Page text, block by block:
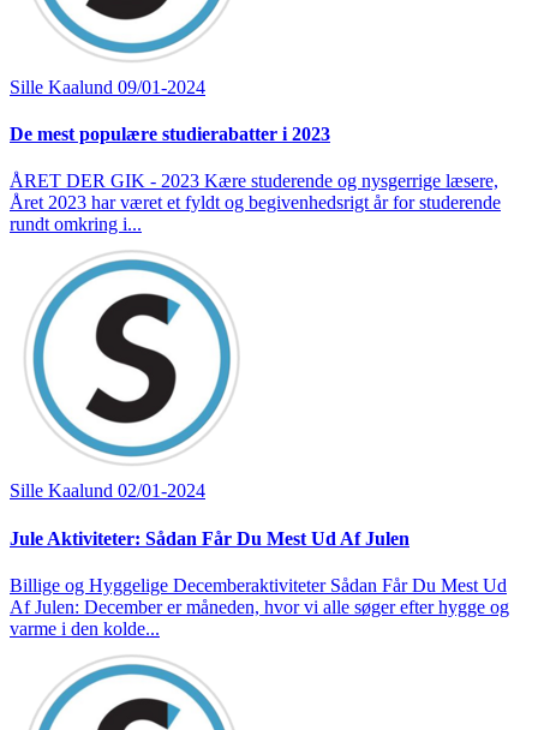
Sille Kaalund 09/01-2024
De mest populære studierabatter i 2023
ÅRET DER GIK - 2023 Kære studerende og nysgerrige læsere,
Året 2023 har været et fyldt og begivenhedsrigt år for studerende
rundt omkring i...
Sille Kaalund 02/01-2024
Jule Aktiviteter: Sådan Får Du Mest Ud Af Julen
Billige og Hyggelige Decemberaktiviteter Sådan Får Du Mest Ud
Af Julen: December er måneden, hvor vi alle søger efter hygge og
varme i den kolde...